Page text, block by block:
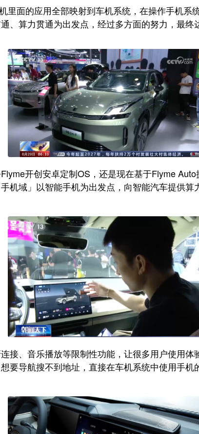
面的应用全部映射到车机系统，在操作手机
算力贯通为出发点，经过多方面的努力，最终
开创安卓定制OS，还是现在基于Flyme
机域」以智能手机为出发点，向智能汽车提供
接、音乐播放等限制性功能，让很多用户使用
要导航搜不到地址，直接在车机系统中使用手